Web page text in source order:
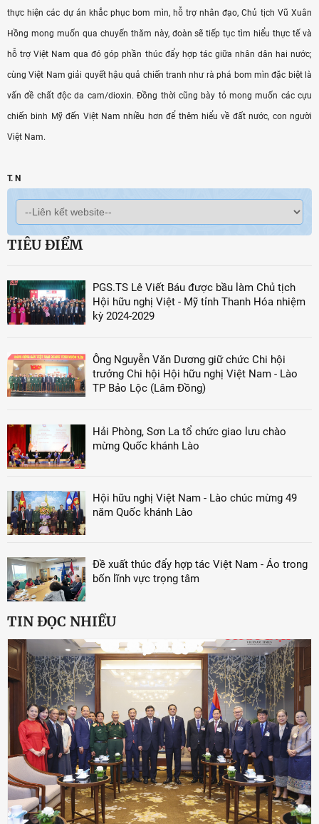
thực hiện các dự án khắc phục bom mìn, hỗ trợ nhân đạo, Chủ tịch Vũ Xuân
Hồng mong muốn qua chuyến thăm này, đoàn sẽ tiếp tục tìm hiểu thực tế và
hỗ trợ Việt Nam qua đó góp phần thúc đẩy hợp tác giữa nhân dân hai nước;
cùng Việt Nam giải quyết hậu quả chiến tranh như rà phá bom mìn đặc biệt là
vấn đề chất độc da cam/dioxin. Đồng thời cũng bày tỏ mong muốn các cựu
chiến binh Mỹ đến Việt Nam nhiều hơn để thêm hiểu về đất nước, con người
Việt Nam.
T. N
TIÊU ĐIỂM
PGS.TS Lê Viết Báu được bầu làm Chủ tịch
Hội hữu nghị Việt - Mỹ tỉnh Thanh Hóa nhiệm
kỳ 2024-2029
Ông Nguyễn Văn Dương giữ chức Chi hội
trưởng Chi hội Hội hữu nghị Việt Nam - Lào
TP Bảo Lộc (Lâm Đồng)
Hải Phòng, Sơn La tổ chức giao lưu chào
mừng Quốc khánh Lào
Hội hữu nghị Việt Nam - Lào chúc mừng 49
năm Quốc khánh Lào
Đề xuất thúc đẩy hợp tác Việt Nam - Áo trong
bốn lĩnh vực trọng tâm
TIN ĐỌC NHIỀU